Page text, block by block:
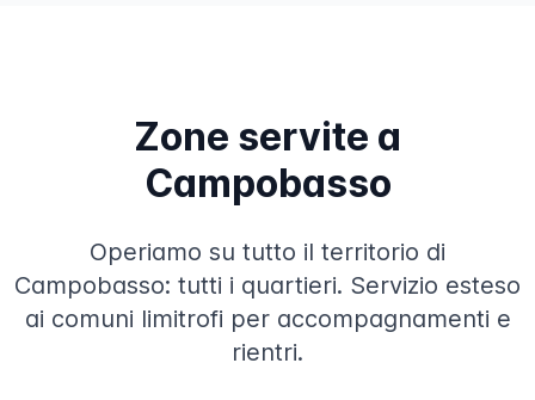
Zone servite a
Campobasso
Operiamo su tutto il territorio di
Campobasso: tutti i quartieri. Servizio esteso
ai comuni limitrofi per accompagnamenti e
rientri.